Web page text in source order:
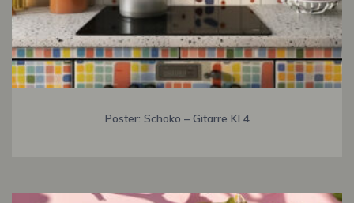
Poster: Schoko – Gitarre KI 4